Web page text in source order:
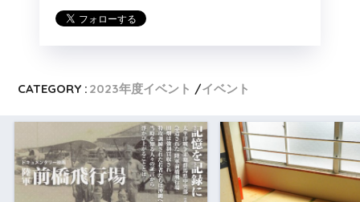
CATEGORY : 2023年度イベント イベント